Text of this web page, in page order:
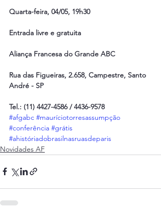
Quarta-feira, 04/05, 19h30
Entrada livre e gratuita
Aliança Francesa do Grande ABC
Rua das Figueiras, 2.658, Campestre, Santo
André - SP
Tel.: (11) 4427-4586 / 4436-9578
#afgabc #mauríciotorresassumpção
#conferência #grátis
#ahistóriadobrasilnasruasdeparis
Novidades AF